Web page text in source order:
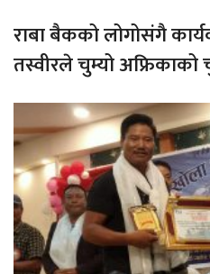
राबा बैकको लोगोसंगै
तस्वीरले चुम्यो अफ्रिकाको